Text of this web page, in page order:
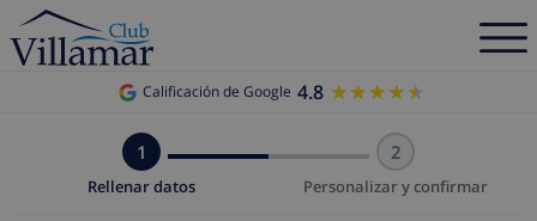
Calificación de Google 4.8 ★★★★★
★★★★★
1
Rellenar datos
2
Personalizar y confirmar